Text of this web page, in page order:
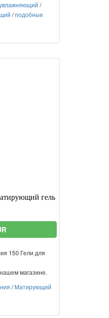
/
/подобные
гель
150 Гели для
магазине.
/Матирующий